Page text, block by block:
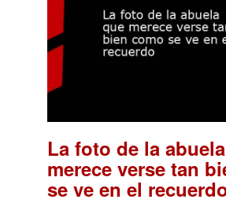
La foto de la
merece verse tan
se ve en el